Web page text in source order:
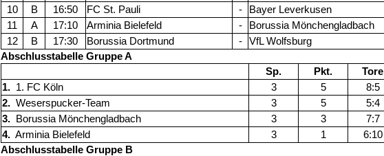
10
B 16:50 FC St. Pauli - Bayer Leverkusen
11
A 17:10 Arminia Bielefeld - Borussia Mönchengladbach
12
B 17:30 Borussia Dortmund - VfL Wolfsburg
Abschlusstabelle Gruppe A
Sp.
Pkt. Tore
1. 1. FC Köln 3 5 8:5
2. Weserspucker-Team 3 5 5:4
3. Borussia Mönchengladbach 3 3 7:7
4. Arminia Bielefeld 3 1 6:10
Abschlusstabelle Gruppe B